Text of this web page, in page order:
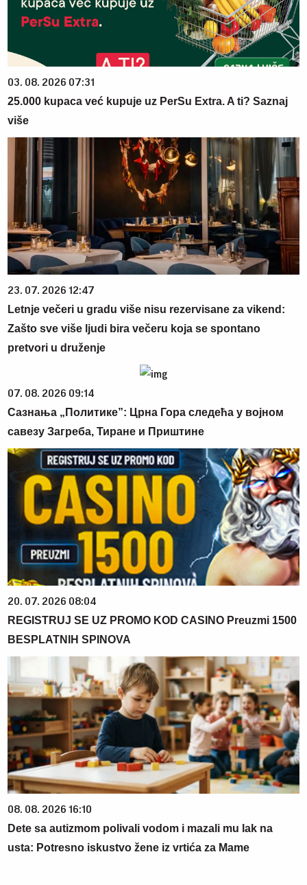
03. 08. 2026 07:31
25.000 kupaca već kupuje uz PerSu Extra. A ti? Saznaj
više
23. 07. 2026 12:47
Letnje večeri u gradu više nisu rezervisane za vikend:
Zašto sve više ljudi bira večeru koja se spontano
pretvori u druženje
07. 08. 2026 09:14
Сазнања „Политике”: Црна Гора следећа у војном
савезу Загреба, Тиране и Приштине
20. 07. 2026 08:04
REGISTRUJ SE UZ PROMO KOD CASINO Preuzmi 1500
BESPLATNIH SPINOVA
08. 08. 2026 16:10
Dete sa autizmom polivali vodom i mazali mu lak na
usta: Potresno iskustvo žene iz vrtića za Mame